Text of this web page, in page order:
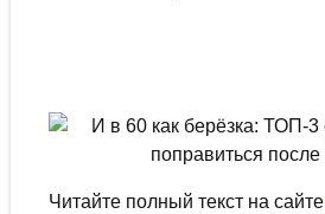
Читайте полный текст на сайте